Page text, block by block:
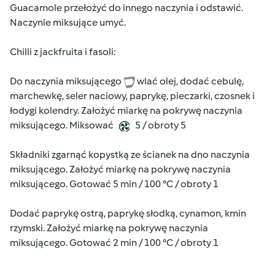
Guacamole przełożyć do innego naczynia i odstawić.
Naczynie miksujące umyć.
Chilli z jackfruita i fasoli:
Do naczynia miksującego
wlać olej, dodać cebulę,
marchewkę, seler naciowy, paprykę, pieczarki, czosnek i
łodygi kolendry. Założyć miarkę na pokrywę naczynia
miksującego. Miksować
5 / obroty 5
Składniki zgarnąć kopystką ze ścianek na dno naczynia
miksującego. Założyć miarkę na pokrywę naczynia
miksującego. Gotować 5 min / 100 °C / obroty 1
Dodać paprykę ostrą, paprykę słodką, cynamon, kmin
rzymski. Założyć miarkę na pokrywę naczynia
miksującego. Gotować 2 min / 100 °C / obroty 1